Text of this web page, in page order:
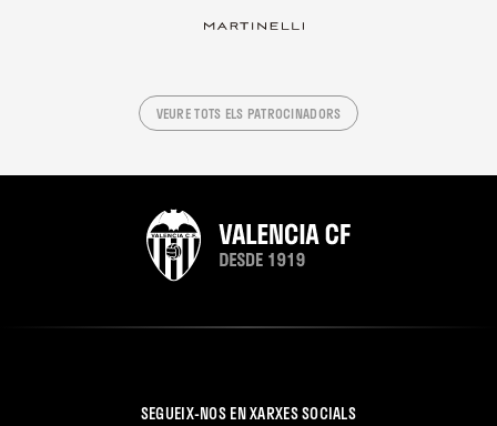
VEURE TOTS ELS PATROCINADORS
SEGUEIX-NOS EN XARXES SOCIALS